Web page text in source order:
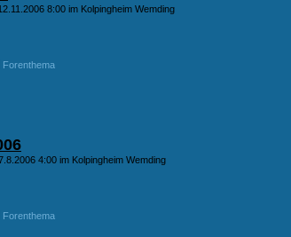
8:00 im Kolpingheim Wemding
Forenthema
4:00 im Kolpingheim Wemding
Forenthema